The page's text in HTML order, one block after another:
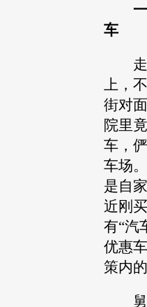
车
走
上，
街对
院里
车，
车场
是自
近刚
有“汽
优惠
策内
舅